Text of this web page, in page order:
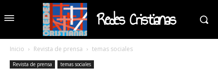
Redes Cristianas
Inicio Revista de prensa temas sociales
Revista de prensa temas sociales